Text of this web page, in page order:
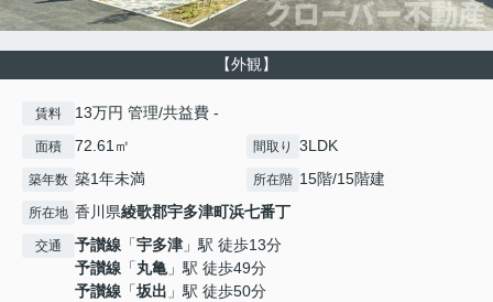
【外観】
賃料 13万円 管理/共益費 -
面積 72.61㎡ 間取り 3LDK
築年数 築1年未満 所在階 15階/15階建
所在地 香川県綾歌郡宇多津町浜七番丁
交通 予讃線 「宇多津 」駅 徒歩13分
予讃線 「丸亀」駅 徒歩49分
予讃線 「坂出 」駅 徒歩50分